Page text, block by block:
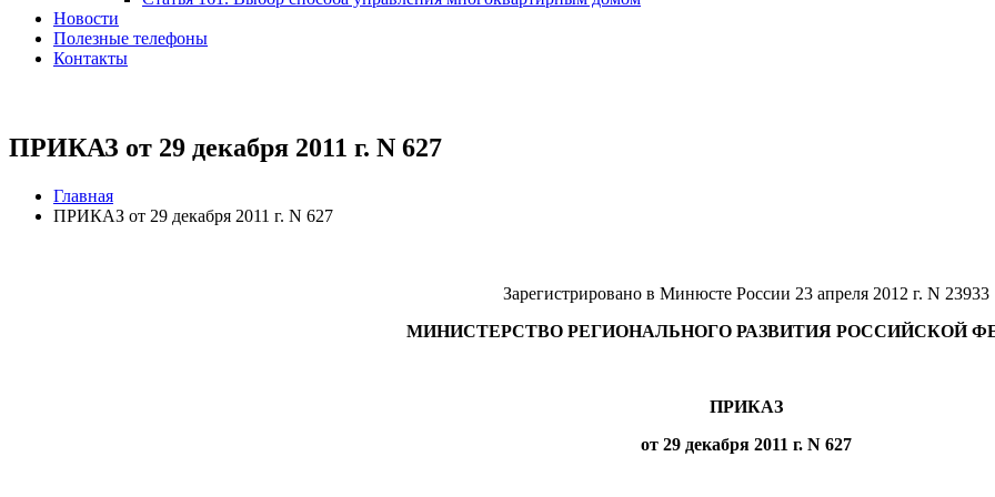
Новости
Полезные телефоны
Контакты
ПРИКАЗ от 29 декабря 2011 г. N 627
Главная
ПРИКАЗ от 29 декабря 2011 г. N 627
Зарегистрировано в Минюсте России 23 апреля 2012 г. N 23933
МИНИСТЕРСТВО РЕГИОНАЛЬНОГО РАЗВИТИЯ РОССИЙСКОЙ
ПРИКАЗ
от 29 декабря 2011 г. N 627